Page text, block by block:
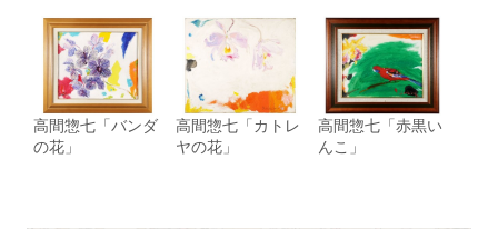
高間惣七「バンダ
の花」
高間惣七「カトレ
ヤの花」
高間惣七「赤黒い
んこ」